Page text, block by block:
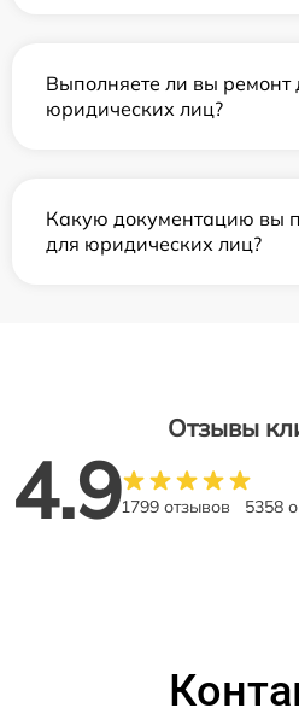
Выполняете ли вы ремонт
юридических лиц?
Какую документацию вы
для юридических лиц?
Отзывы
4.91799 отзывов 5358